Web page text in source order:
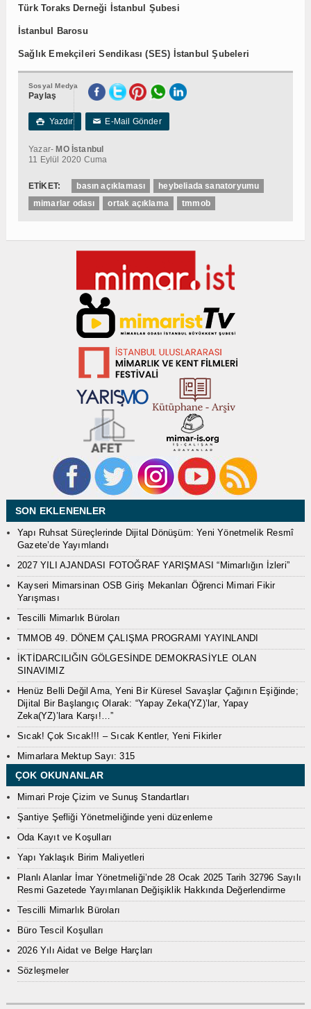
Türk Toraks Derneği İstanbul Şubesi
İstanbul Barosu
Sağlık Emekçileri Sendikası (SES) İstanbul Şubeleri
Sosyal Medya
Paylaş
 Yazdır ✉E-Mail Gönder
Yazar- MO İstanbul
11 Eylül 2020 Cuma
ETİKET: basın açıklaması
heybeliada sanatoryumu
mimarlar odası
ortak açıklama tmmob
SON EKLENENLER
Yapı Ruhsat Süreçlerinde Dijital Dönüşüm: Yeni Yönetmelik Resmî
Gazete’de Yayımlandı
2027 YILI AJANDASI FOTOĞRAF YARIŞMASI “Mimarlığın İzleri”
Kayseri Mimarsinan OSB Giriş Mekanları Öğrenci Mimari Fikir
Yarışması
Tescilli Mimarlık Büroları
TMMOB 49. DÖNEM ÇALIŞMA PROGRAMI YAYINLANDI
İKTİDARCILIĞIN GÖLGESİNDE DEMOKRASİYLE OLAN
SINAVIMIZ
Henüz Belli Değil Ama, Yeni Bir Küresel Savaşlar Çağının Eşiğinde;
Dijital Bir Başlangıç Olarak: “Yapay Zeka(YZ)’lar, Yapay
Zeka(YZ)’lara Karşı!…”
Sıcak! Çok Sıcak!!! – Sıcak Kentler, Yeni Fikirler
Mimarlara Mektup Sayı: 315
ÇOK OKUNANLAR
Mimari Proje Çizim ve Sunuş Standartları
Şantiye Şefliği Yönetmeliğinde yeni düzenleme
Oda Kayıt ve Koşulları
Yapı Yaklaşık Birim Maliyetleri
Planlı Alanlar İmar Yönetmeliği’nde 28 Ocak 2025 Tarih 32796 Sayılı
Resmi Gazetede Yayımlanan Değişiklik Hakkında Değerlendirme
Tescilli Mimarlık Büroları
Büro Tescil Koşulları
2026 Yılı Aidat ve Belge Harçları
Sözleşmeler